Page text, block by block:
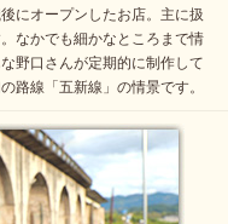
にオープンしたお店。主に扱
なかでも細かなところまで情
野口さんが定期的に制作して
路線「五新線」の情景です。